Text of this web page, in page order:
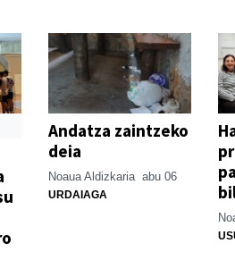
Andatza zaintzeko
deia
Noaua Aldizkaria abu 06
URDAIAGA